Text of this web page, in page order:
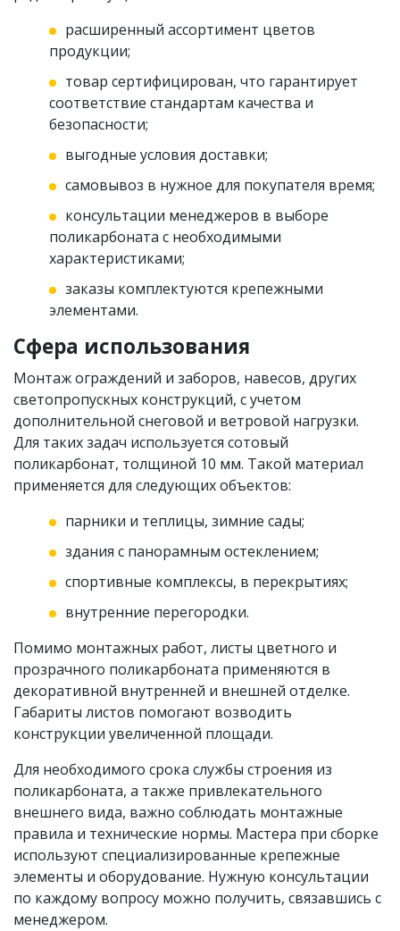
расширенный ассортимент цветов
продукции;
товар сертифицирован, что гарантирует
соответствие стандартам качества и
безопасности;
выгодные условия доставки;
самовывоз в нужное для покупателя время;
консультации менеджеров в выборе
поликарбоната с необходимыми
характеристиками;
заказы комплектуются крепежными
элементами.
Сфера использования
Монтаж ограждений и заборов, навесов, других
светопропускных конструкций, с учетом
дополнительной снеговой и ветровой нагрузки.
Для таких задач используется сотовый
поликарбонат, толщиной 10 мм. Такой материал
применяется для следующих объектов:
парники и теплицы, зимние сады;
здания с панорамным остеклением;
спортивные комплексы, в перекрытиях;
внутренние перегородки.
Помимо монтажных работ, листы цветного и
прозрачного поликарбоната применяются в
декоративной внутренней и внешней отделке.
Габариты листов помогают возводить
конструкции увеличенной площади.
Для необходимого срока службы строения из
поликарбоната, а также привлекательного
внешнего вида, важно соблюдать монтажные
правила и технические нормы. Мастера при сборке
используют специализированные крепежные
элементы и оборудование. Нужную консультации
по каждому вопросу можно получить, связавшись с
менеджером.